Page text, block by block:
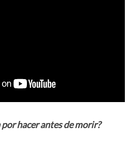
hacer antes de morir?